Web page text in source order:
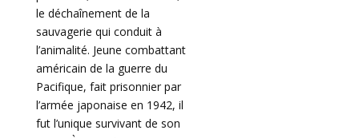
le déchaînement de la
sauvagerie qui conduit à
l’animalité. Jeune combattant
américain de la guerre du
Pacifique, fait prisonnier par
l’armée japonaise en 1942, il
fut l’unique survivant de son